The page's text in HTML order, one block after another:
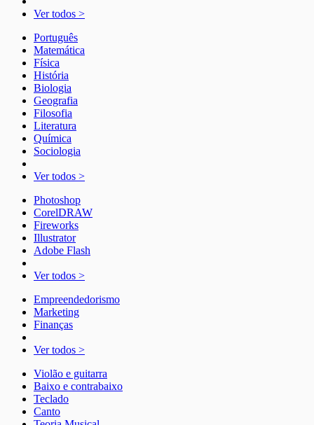
Ver todos >
Português
Matemática
Física
História
Biologia
Geografia
Filosofia
Literatura
Química
Sociologia
Ver todos >
Photoshop
CorelDRAW
Fireworks
Illustrator
Adobe Flash
Ver todos >
Empreendedorismo
Marketing
Finanças
Ver todos >
Violão e guitarra
Baixo e contrabaixo
Teclado
Canto